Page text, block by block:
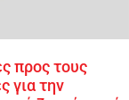
προς τους
για την